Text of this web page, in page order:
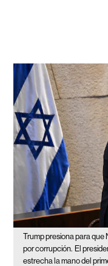
Trump presiona para
por corrupción. El
estrecha la mano del